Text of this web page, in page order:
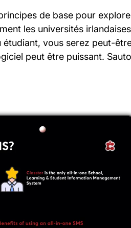
de base pour
les universités
vous serez peut-
peut être puissant.